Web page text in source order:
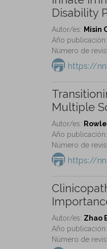
Disability
Autor/es: Misin
Año publicación:
Número de
https://
Multiple
Autor/es:
Año publicación:
Número de
https://
Autor/es: Zhao
Año publicación:
Número de